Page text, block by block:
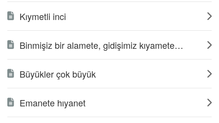
Kıymetli inci
Binmişiz bir alamete, gidişimiz kıyamete…
Büyükler çok büyük
Emanete hıyanet